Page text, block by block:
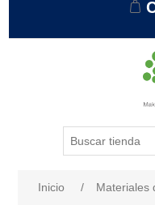
Inicio / Materiales